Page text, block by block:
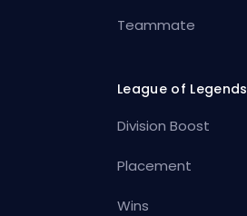
Teammate
League of Legends
Division Boost
Placement
Wins